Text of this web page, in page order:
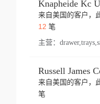
来自美国的客户，
12 笔
主营：
来自美国的客户，
笔